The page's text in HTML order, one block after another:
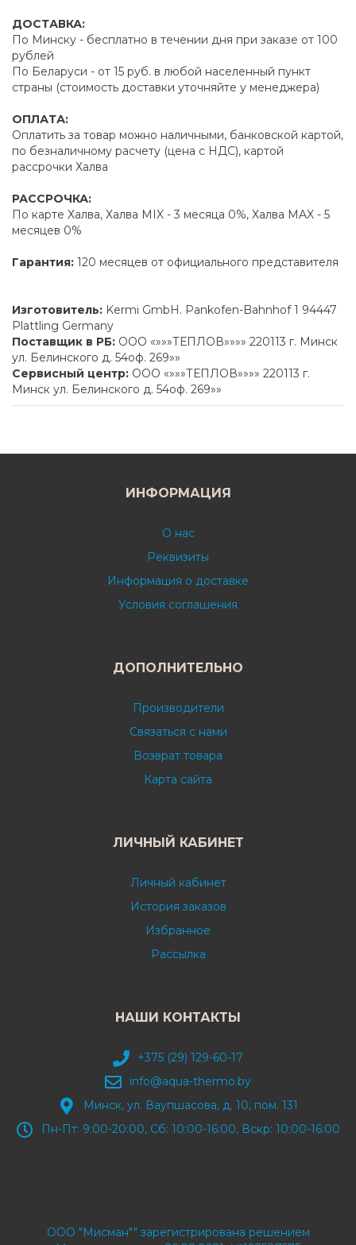
ДОСТАВКА:
По Минску - бесплатно в течении дня при заказе от 100
рублей
По Беларуси - от 15 руб. в любой населенный пункт
страны (стоимость доставки уточняйте у менеджера)
ОПЛАТА:
Оплатить за товар можно наличными, банковской картой,
по безналичному расчету (цена с НДС), картой
рассрочки Халва
РАССРОЧКА:
По карте Халва, Халва MIX - 3 месяца 0%, Халва MAX - 5
месяцев 0%
Гарантия: 120 месяцев от официального представителя
Изготовитель: Kermi GmbH. Pankofen-Bahnhof 1 94447
Plattling Germany
Поставщик в РБ: ООО «»»»ТЕПЛОВ»»»» 220113 г. Минск
ул. Белинского д. 54оф. 269»»
Сервисный центр: ООО «»»»ТЕПЛОВ»»»» 220113 г.
Минск ул. Белинского д. 54оф. 269»»
ИНФОРМАЦИЯ
О нас
Реквизиты
Информация о доставке
Условия соглашения
ДОПОЛНИТЕЛЬНО
Производители
Связаться с нами
Возврат товара
Карта сайта
ЛИЧНЫЙ КАБИНЕТ
Личный кабинет
История заказов
Избранное
Рассылка
НАШИ КОНТАКТЫ
+375 (29) 129-60-17
info@aqua-thermo.by
Минск, ул. Ваупшасова, д. 10, пом. 131
Пн-Пт: 9:00-20:00, Сб: 10:00-16:00, Вскр: 10:00-16:00
ООО "Мисман"" зарегистрирована решением